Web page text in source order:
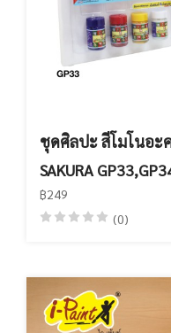
ชุดศิลปะ สีโมโนอะ
SAKURA
฿249
(0)